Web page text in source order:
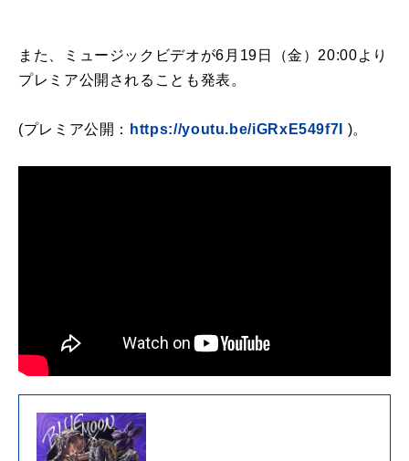
また、ミュージックビデオが6月19日（金）20:00より
プレミア公開されることも発表。
(プレミア公開： https://youtu.be/iGRxE549f7I )。